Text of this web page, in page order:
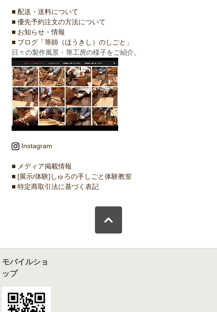
■ 配送・送料について
■ 優先予約注文の方法について
■ お知らせ・情報
■ ブログ「箒師（ほうきし）のしごと」
日々の製作風景・箒工房の様子をご紹介。
Instagram
■ メディア掲載情報
■ [展示/体験]しゅろの手しごと体験教室
■ 特定商取引法に基づく表記
モバイルショ
ップ